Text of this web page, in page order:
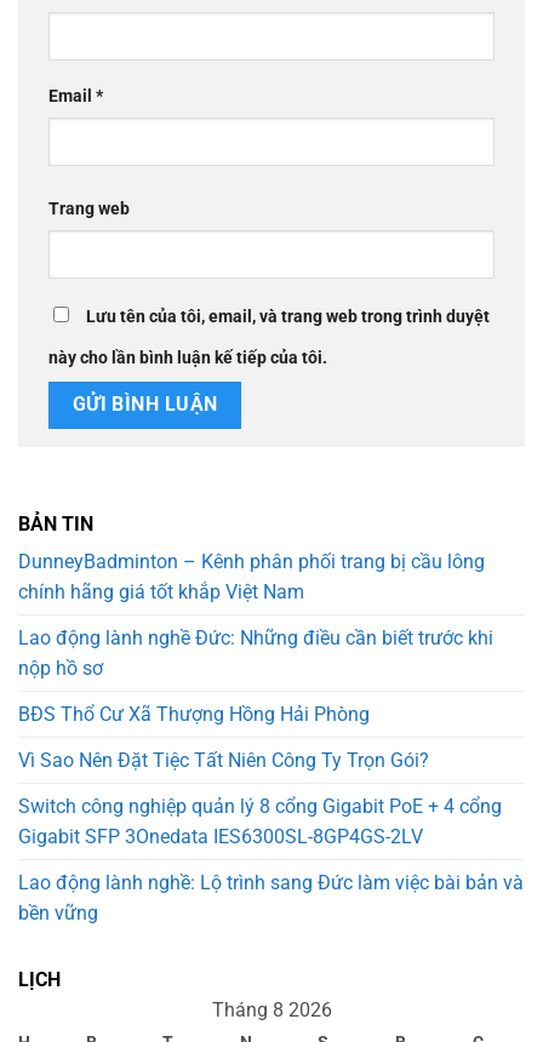
Email *
Trang web
Lưu tên của tôi, email, và trang web trong trình duyệt
này cho lần bình luận kế tiếp của tôi.
BẢN TIN
DunneyBadminton – Kênh phân phối trang bị cầu lông
chính hãng giá tốt khắp Việt Nam
Lao động lành nghề Đức: Những điều cần biết trước khi
nộp hồ sơ
BĐS Thổ Cư Xã Thượng Hồng Hải Phòng
Vì Sao Nên Đặt Tiệc Tất Niên Công Ty Trọn Gói?
Switch công nghiệp quản lý 8 cổng Gigabit PoE + 4 cổng
Gigabit SFP 3Onedata IES6300SL-8GP4GS-2LV
Lao động lành nghề: Lộ trình sang Đức làm việc bài bản và
bền vững
LỊCH
Tháng 8 2026